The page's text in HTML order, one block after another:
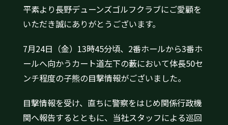
平素より長野デューンズゴルフクラブにご愛顧を
いただき誠にありがとうございます。
7月24日（金）13時45分頃、2番ホールから3番ホ
ールへ向かうカート道左下の藪において体長50セ
ンチ程度の子熊の目撃情報がございました。
目撃情報を受け、直ちに警察をはじめ関係行政機
関へ報告するとともに、当社スタッフによる巡回